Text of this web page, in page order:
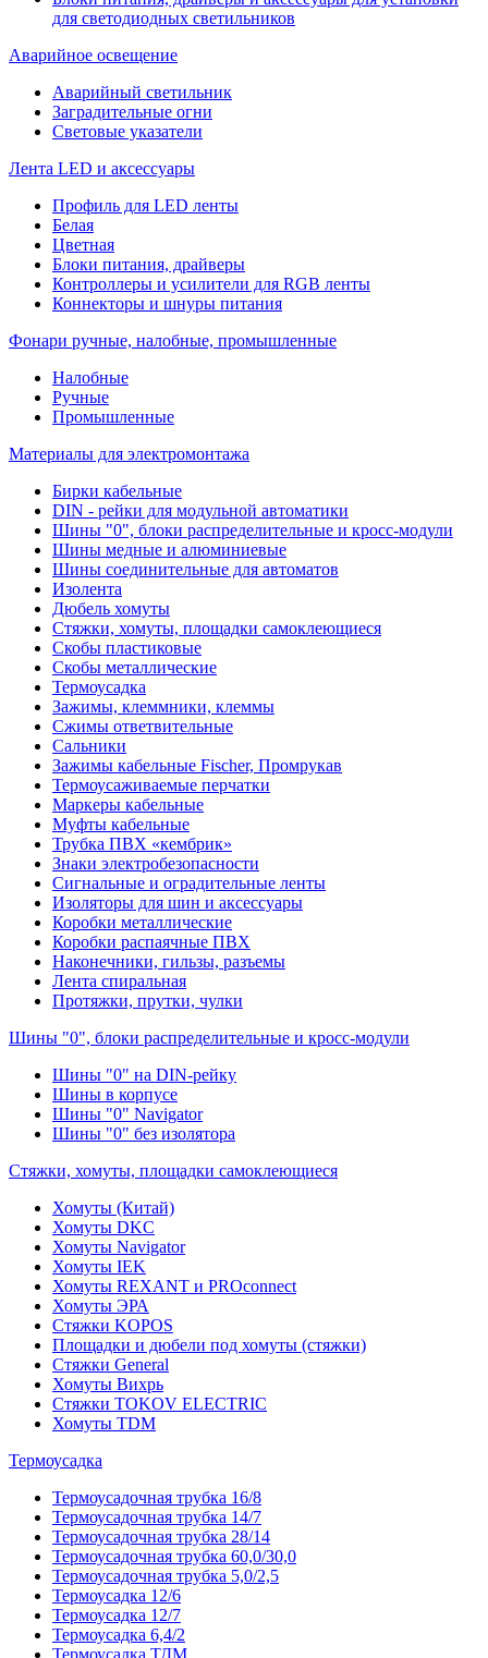
для светодиодных светильников
Аварийное освещение
Аварийный светильник
Заградительные огни
Световые указатели
Лента LED и аксессуары
Профиль для LED ленты
Белая
Цветная
Блоки питания, драйверы
Контроллеры и усилители для RGB ленты
Коннекторы и шнуры питания
Фонари ручные, налобные, промышленные
Налобные
Ручные
Промышленные
Материалы для электромонтажа
Бирки кабельные
DIN - рейки для модульной автоматики
Шины "0", блоки распределительные и кросс-модули
Шины медные и алюминиевые
Шины соединительные для автоматов
Изолента
Дюбель хомуты
Стяжки, хомуты, площадки самоклеющиеся
Скобы пластиковые
Скобы металлические
Термоусадка
Зажимы, клеммники, клеммы
Сжимы ответвительные
Сальники
Зажимы кабельные Fischer, Промрукав
Термоусаживаемые перчатки
Маркеры кабельные
Муфты кабельные
Трубка ПВХ «кембрик»
Знаки электробезопасности
Сигнальные и оградительные ленты
Изоляторы для шин и аксессуары
Коробки металлические
Коробки распаячные ПВХ
Наконечники, гильзы, разъемы
Лента спиральная
Протяжки, прутки, чулки
Шины "0", блоки распределительные и кросс-модули
Шины "0" на DIN-рейку
Шины в корпусе
Шины "0" Navigator
Шины "0" без изолятора
Стяжки, хомуты, площадки самоклеющиеся
Хомуты (Китай)
Хомуты DKC
Хомуты Navigator
Хомуты IEK
Хомуты REXANT и PROconnect
Хомуты ЭРА
Стяжки KOPOS
Площадки и дюбели под хомуты (стяжки)
Стяжки General
Хомуты Вихрь
Стяжки TOKOV ELECTRIC
Хомуты TDM
Термоусадка
Термоусадочная трубка 16/8
Термоусадочная трубка 14/7
Термоусадочная трубка 28/14
Термоусадочная трубка 60,0/30,0
Термоусадочная трубка 5,0/2,5
Термоусадка 12/6
Термоусадка 12/7
Термоусадка 6,4/2
Термоусадка ТДМ